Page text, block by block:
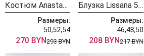
Костюм Anastasia 1399 лимонный
Размеры:
50,52,54
270 BYN293 BYN
Блузка Lissana 5058 черный
Размеры:
46,48,50
208 BYN217 BYN